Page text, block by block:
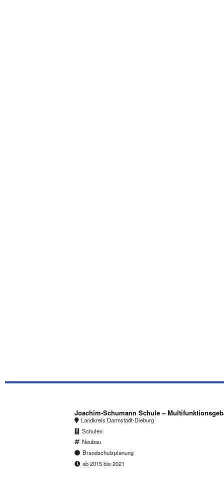
Joachim-Schumann Schule –
Landkreis Darmstadt-Dieburg
Schulen
Neubau
Brandschutzplanung
ab 2015 bis 2021